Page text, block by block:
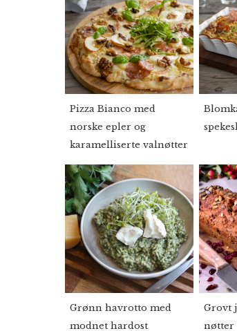
Pizza Bianco med
norske epler og
karamelliserte valnøtter
Grønn havrotto med
modnet hardost
Grovt
nøtter